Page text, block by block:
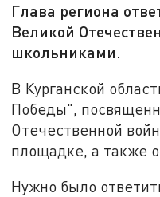
Глава региона
Великой
школьниками.
В Курганской
Победы",
Отечественной
площадке, а также
Нужно было